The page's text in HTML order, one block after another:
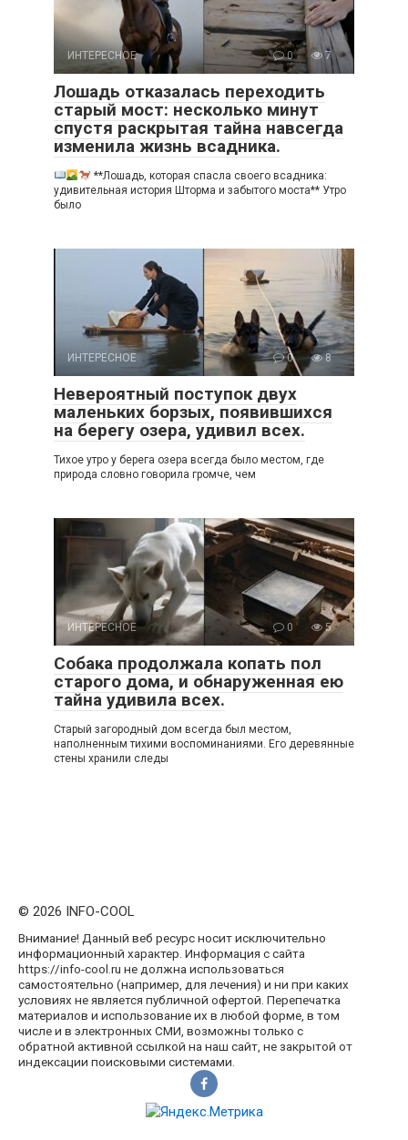
ИНТЕРЕСНОЕ 0 7
Лошадь отказалась переходить
старый мост: несколько минут
спустя раскрытая тайна навсегда
изменила жизнь всадника.
**Лошадь, которая спасла своего всадника:
удивительная история Шторма и забытого моста** Утро
было
ИНТЕРЕСНОЕ 0 8
Невероятный поступок двух
маленьких борзых, появившихся
на берегу озера, удивил всех.
Тихое утро у берега озера всегда было местом, где
природа словно говорила громче, чем
ИНТЕРЕСНОЕ 0 5
Собака продолжала копать пол
старого дома, и обнаруженная ею
тайна удивила всех.
Старый загородный дом всегда был местом,
наполненным тихими воспоминаниями. Его деревянные
стены хранили следы
© 2026 INFO-COOL
Внимание! Данный веб ресурс носит исключительно
информационный характер. Информация с сайта
https://info-cool.ru не должна использоваться
самостоятельно (например, для лечения) и ни при каких
условиях не является публичной офертой. Перепечатка
материалов и использование их в любой форме, в том
числе и в электронных СМИ, возможны только с
обратной активной ссылкой на наш сайт, не закрытой от
индексации поисковыми системами.